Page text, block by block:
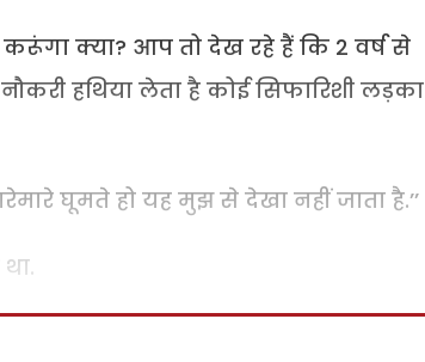
करूंगा क्या? आप तो देख रहे हैं कि 2 वर्ष से
हथिया लेता है कोई सिफारिशी लड़का
घूमते हो यह मुझ से देखा नहीं जाता है.’’